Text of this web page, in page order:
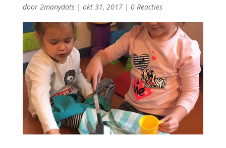
door 2manydots| okt 31, 2017| 0 Reacties